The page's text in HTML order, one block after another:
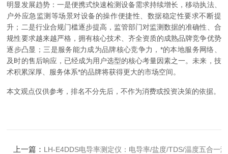
明显发展趋势：一是便携式快速检测设备需求持续增长，移动执法、
户外应急监测等场景对设备的操作便捷性、数据稳定性要求不断提
升；二是行业合规门槛逐步提高，监管部门对监测数据的准确性、合
规性要求越来越严格，拥有核心技术、齐全资质的成熟品牌竞争优势
逐步凸显；三是服务能力成为品牌核心竞争力，*的本地服务网络、
及时的售后响应，已经成为用户选型的核心考量因素之一。未来，技
术积累深厚、服务体系*的品牌将获得更大的市场空间。
本文观点仅供参考，排名不分先后，不作为消费或投资决策的依据。
上一篇： LH-E4DDS电导率测定仪：电导率/盐度/TDS/温度五合一测